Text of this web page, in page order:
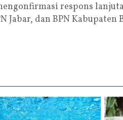
respons
Jabar, dan BPN